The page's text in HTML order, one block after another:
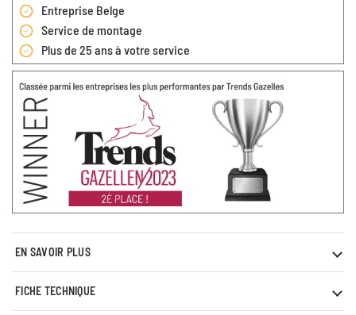
Entreprise Belge
Service de montage
Plus de 25 ans à votre service
EN SAVOIR PLUS
FICHE TECHNIQUE